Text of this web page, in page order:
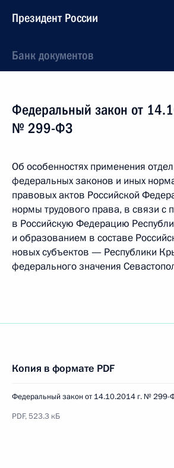
Президент России
Банк документов
Федеральный закон от
№ 299-ФЗ
Об особенностях применения
федеральных законов и иных
правовых актов Российской
нормы трудового права, в связи с
в Российскую Федерацию
и образованием в составе
новых субъектов — Республики
федерального значения
Копия в формате PDF
Федеральный закон от 14.10.2014 г. № 299-
PDF, 523.3 кБ